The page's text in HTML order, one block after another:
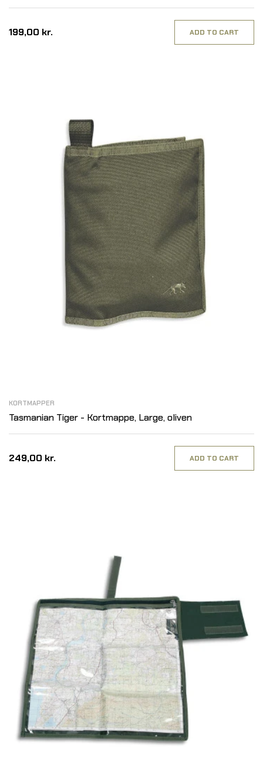
199,00 kr. ADD TO CART
KORTMAPPER
Tasmanian Tiger - Kortmappe, Large, oliven
249,00 kr. ADD TO CART